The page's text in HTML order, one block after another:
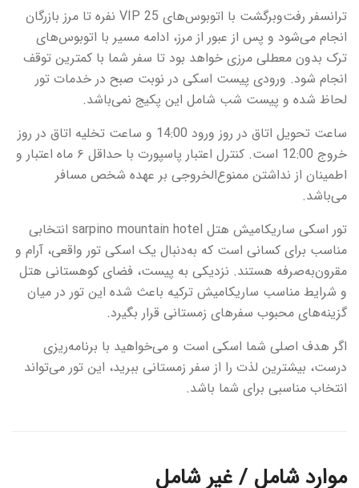
ترانسفر رفت‌وبرگشت با اتوبوس‌های VIP 25 نفره تا مرز بازرگان
انجام می‌شود و پس از عبور از مرز، ادامه مسیر با اتوبوس‌های
ترک بدون معطلی مرزی خواهد بود تا سفر شما با کمترین توقف
انجام شود. ورودی پیست اسکی در نوبت صبح در خدمات تور
لحاظ شده و پیست شب شامل این پکیج نمی‌باشد.
ساعت تحویل اتاق در روز ورود 14:00 و ساعت تخلیه اتاق در روز
خروج 12:00 است. کنترل اعتبار پاسپورت با حداقل ۶ ماه اعتبار و
اطمینان از نداشتن ممنوع‌الخروجی بر عهده شخص مسافر
می‌باشد.
تور اسکی ساریکامیش هتل sarpino mountain hotel انتخابی
مناسب برای کسانی است که به‌دنبال یک اسکی تور واقعی، آرام و
مقرون‌به‌صرفه هستند. نزدیکی به پیست، فضای کوهستانی هتل
و شرایط مناسب ساريكاميش تركيه باعث شده این تور در میان
گزینه‌های محبوب سفرهای زمستانی قرار بگیرد.
اگر هدف اصلی شما اسکی است و می‌خواهید با برنامه‌ریزی
درست، بیشترین لذت را از سفر زمستانی ببرید، این تور می‌تواند
انتخاب مناسبی برای شما باشد.
موارد شامل / غیر شامل